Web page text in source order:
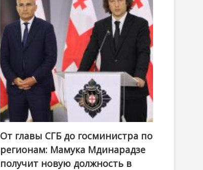
o
От главы СГБ до госминистра по
регионам: Мамука Мдинарадзе
получит новую должность в